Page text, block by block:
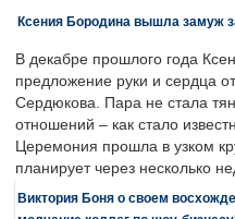
Ксения Бородина вышла замуж
В декабре прошлого года
предложение руки и сердца
Сердюкова. Пара не стала
отношений – как стало
Церемония прошла в узком
планирует через несколько
Виктория Боня о своем